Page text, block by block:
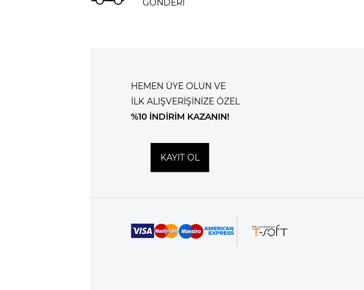
GÖNDERİ
HEMEN ÜYE OLUN VE
İLK ALIŞVERİŞİNİZE ÖZEL
%10 İNDİRİM KAZANIN!
KAYIT OL